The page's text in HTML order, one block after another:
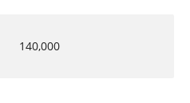
140,000